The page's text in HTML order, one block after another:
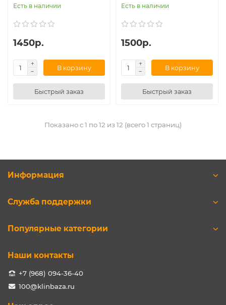
Есть в наличии
1450р.
В корзину
Быстрый заказ
Есть в наличии
1500р.
В корзину
Быстрый заказ
Показано с 1 по 12 из 12 (всего 1 страниц)
Информация
Служба поддержки
Популярные категории
Наши контакты
+7 (968) 094-36-40
100@klinbaza.ru